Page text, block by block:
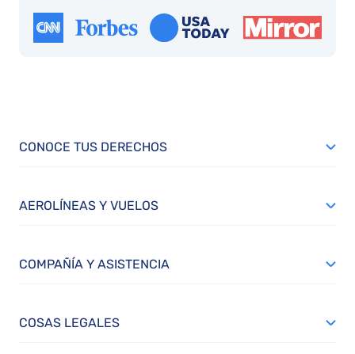
CONOCE TUS DERECHOS
AEROLÍNEAS Y VUELOS
COMPAÑÍA Y ASISTENCIA
COSAS LEGALES